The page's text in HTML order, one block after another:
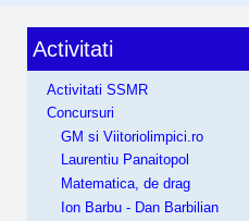
Activitati
Activitati SSMR
Concursuri
GM si Viitoriolimpici.ro
Laurentiu Panaitopol
Matematica, de drag
Ion Barbu - Dan Barbilian